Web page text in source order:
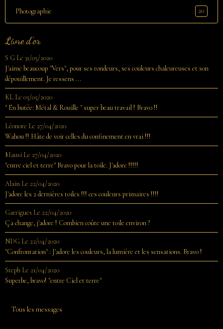
Photographie 20
Livre d'or
S G Le 31/05/2020
J'aime beaucoup "Vers", pour ses rondeurs, ses couleurs chaleureuses et son
dépouillement. Je ressens ...
KL Le 05/05/2020
" En butée: Métal & Rouille " super beau travail ! Bravo !!
Léonore Le 27/04/2020
Wahou !! Hâte de voir celles du confinement en vrai !!!
Mausi Le 27/04/2020
"entre ciel et terre" Bravo pour la toile. J'adore !!!!!
Alain Le 22/04/2020
J'adore les 2 dernières toiles !!! ces couleurs primaires !!!!
Garrigues Le 22/04/2020
Ça change, j'adore ! Combien coûte une toile environ ?
NDG Le 22/04/2020
"Confrontation" : J'adore les couleurs, la lumière et les sensations. Bravo !
Steph Le 21/04/2020
Superbe, bravo! "entre Ciel et terre"
Tous les messages